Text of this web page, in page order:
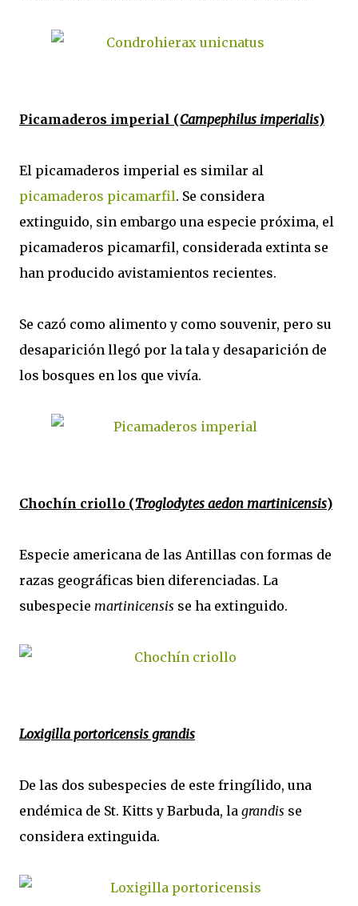
Picamaderos imperial (Campephilus imperialis)
El picamaderos imperial es similar al
picamaderos picamarfil. Se considera
extinguido, sin embargo una especie próxima, el
picamaderos picamarfil, considerada extinta se
han producido avistamientos recientes.
Se cazó como alimento y como souvenir, pero su
desaparición llegó por la tala y desaparición de
los bosques en los que vivía.
Chochín criollo (Troglodytes aedon martinicensis)
Especie americana de las Antillas con formas de
razas geográficas bien diferenciadas. La
subespecie martinicensis se ha extinguido.
Loxigilla portoricensis grandis
De las dos subespecies de este fringílido, una
endémica de St. Kitts y Barbuda, la grandis se
considera extinguida.